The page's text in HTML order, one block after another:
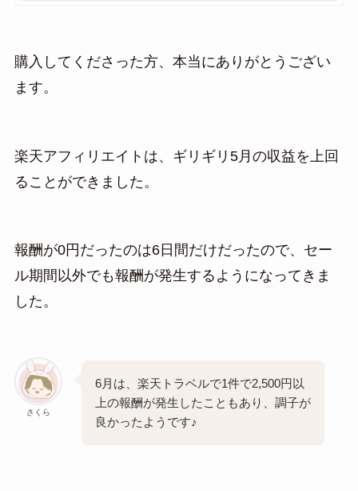
購入してくださった方、本当にありがとうござい
ます。
楽天アフィリエイトは、ギリギリ5月の収益を上回
ることができました。
報酬が0円だったのは6日間だけだったので、セー
ル期間以外でも報酬が発生するようになってきま
した。
さくら
6月は、楽天トラベルで1件で2,500円以
上の報酬が発生したこともあり、調子が
良かったようです♪